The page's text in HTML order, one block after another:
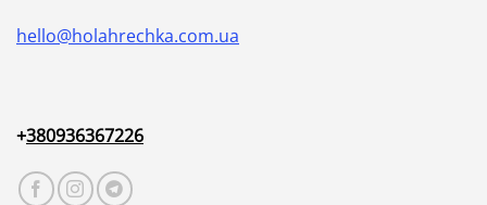
hello@holahrechka.com.ua
+380936367226